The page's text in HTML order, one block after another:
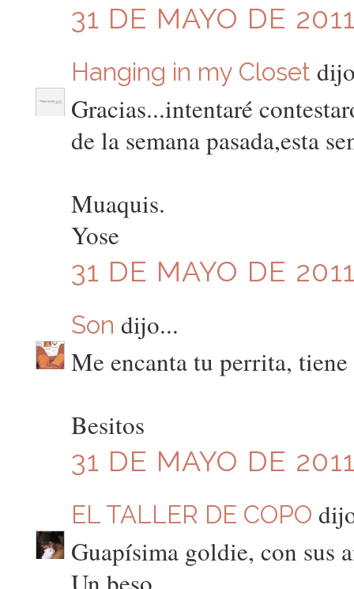
31 DE MAYO DE
Hanging in my Closet
Gracias...intentaré
de la semana pasada,esta
Muaquis.
Yose
31 DE MAYO DE
Son dijo...
Me encanta tu perrita, tiene
Besitos
31 DE MAYO DE
EL TALLER DE COPO
Guapísima goldie, con sus